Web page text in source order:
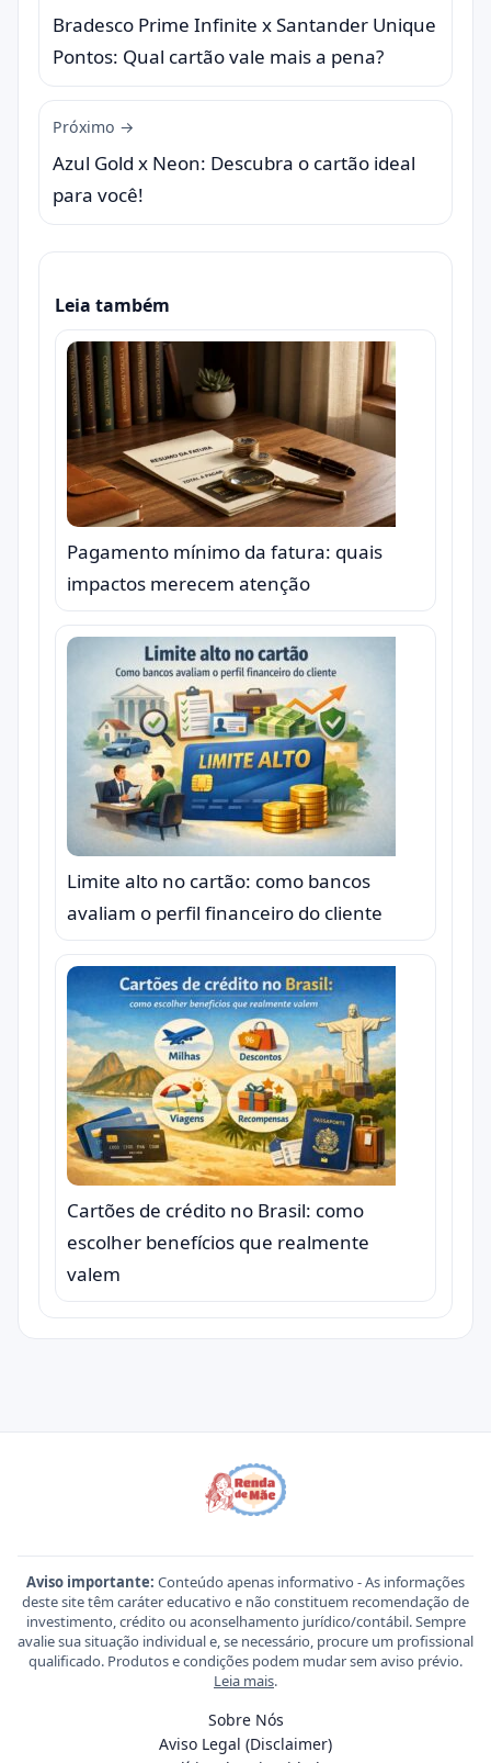
Bradesco Prime Infinite x Santander Unique
Pontos: Qual cartão vale mais a pena?
Próximo →
Azul Gold x Neon: Descubra o cartão ideal
para você!
Leia também
Pagamento mínimo da fatura: quais
impactos merecem atenção
Limite alto no cartão: como bancos
avaliam o perfil financeiro do cliente
Cartões de crédito no Brasil: como
escolher benefícios que realmente
valem
Aviso importante: Conteúdo apenas informativo - As informações
deste site têm caráter educativo e não constituem recomendação de
investimento, crédito ou aconselhamento jurídico/contábil. Sempre
avalie sua situação individual e, se necessário, procure um profissional
qualificado. Produtos e condições podem mudar sem aviso prévio.
Leia mais.
Sobre Nós
Aviso Legal (Disclaimer)